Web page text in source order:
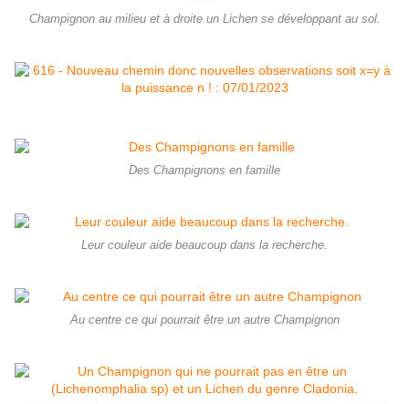
Champignon au milieu et à droite un Lichen se développant au sol.
Des Champignons en famille
Leur couleur aide beaucoup dans la recherche.
Au centre ce qui pourrait être un autre Champignon